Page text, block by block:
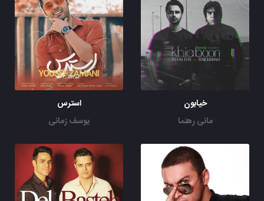
خیابون
مانی رهنما
استرس
یوسف زمانی